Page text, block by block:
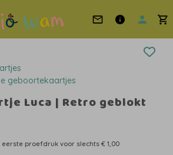
geboortekaartjes
Luca | Retro geblokt
eerste proefdruk voor slechts € 1,00